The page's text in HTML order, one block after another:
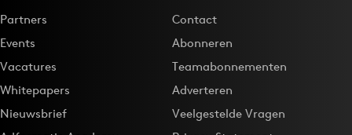
Partners
Events
Vacatures
Whitepapers
Nieuwsbrief
Contact
Abonneren
Teamabonnementen
Adverteren
Veelgestelde Vragen